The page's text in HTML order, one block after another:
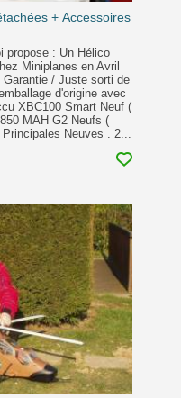
+ Accessoires
propose : Un Hélico
Miniplanes en Avril
/ Juste sorti de
d'origine avec
XBC100 Smart Neuf (
MAH G2 Neufs (
Neuves . 2...